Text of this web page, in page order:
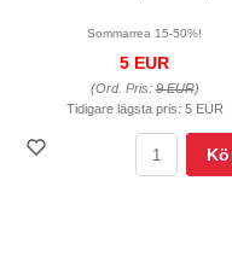
Sommarrea 15-50%!
5 EUR
(Ord. Pris:9 EUR)
Tidigare lägsta pris: 5 EUR